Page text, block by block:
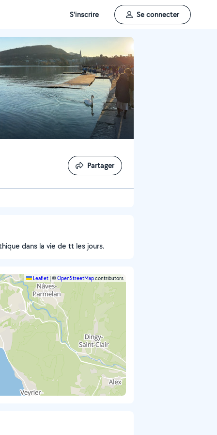
S'inscrire Se connecter
Partager
Partager
dans la vie de tt les jours.
Leaflet ©OpenStreetMapcontributors